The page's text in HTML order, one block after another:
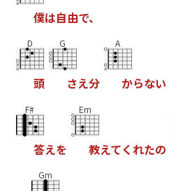
僕は自由で、
D
頭
G
さえ分
A
からない
F#
答えを
Em
教えてく れたの
Gm